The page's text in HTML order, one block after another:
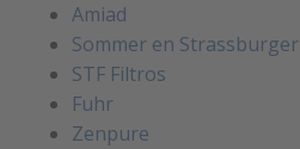
Amiad
Sommer en Strassburger
STF Filtros
Fuhr
Zenpure